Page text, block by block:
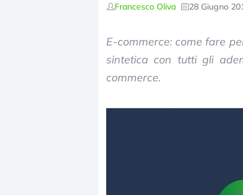
Francesco Oliva 28 Giugno
E-commerce: come fare
sintetica con tutti gli
commerce.